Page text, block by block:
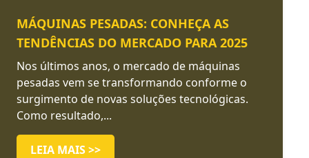
MÁQUINAS PESADAS: CONHEÇA AS
TENDÊNCIAS DO MERCADO PARA 2025
Nos últimos anos, o mercado de máquinas
pesadas vem se transformando conforme o
surgimento de novas soluções tecnológicas.
Como resultado,...
LEIA MAIS >>